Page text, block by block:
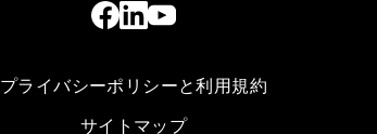
プライバシーポリシーと利用規約
サイトマップ